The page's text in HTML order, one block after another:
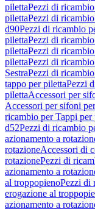
pilettaPezzi di
pilettaPezzi di
d90Pezzi di ricambio
pilettaPezzi di
pilettaPezzi di
pilettaPezzi di
SestraPezzi di
tappo per pilettaPezzi
pilettaAccessori per
Accessori per sifoni
ricambio per Tappi per
d52Pezzi di ricambio
azionamento a
rotazioneAccessori di
rotazionePezzi di
azionamento a
al troppopienoPezzi di
erogazione al
azionamento a